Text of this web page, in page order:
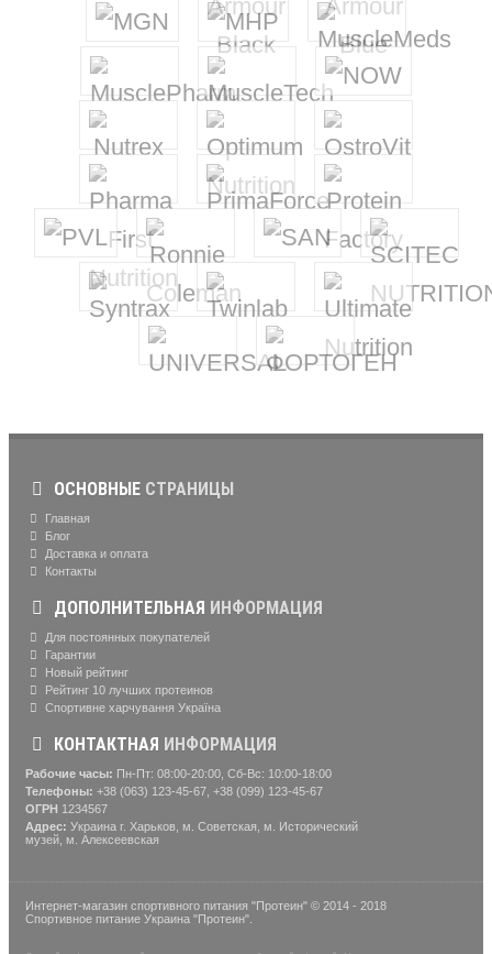
ОСНОВНЫЕ СТРАНИЦЫ
Главная
Блог
Доставка и оплата
Контакты
ДОПОЛНИТЕЛЬНАЯ ИНФОРМАЦИЯ
Для постоянных покупателей
Гарантии
Новый рейтинг
Рейтинг 10 лучших протеинов
Спортивне харчування Україна
КОНТАКТНАЯ ИНФОРМАЦИЯ
Рабочие часы: Пн-Пт: 08:00-20:00, Сб-Вс: 10:00-18:00
Телефоны: +38 (063) 123-45-67, +38 (099) 123-45-67
ОГРН 1234567
Адрес: Украина г. Харьков, м. Советская, м. Исторический
музей, м. Алексеевская
Интернет-магазин спортивного питания "Протеин" © 2014 - 2018
Спортивное питание Украина "Протеин".